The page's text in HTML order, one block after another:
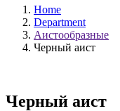
Home
Department
Аистообразные
Черный аист
Черный аист